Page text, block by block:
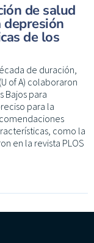
de salud
depresión
de los
de duración,
of A) colaboraron
Bajos para
para la
como la
en la revista PLOS